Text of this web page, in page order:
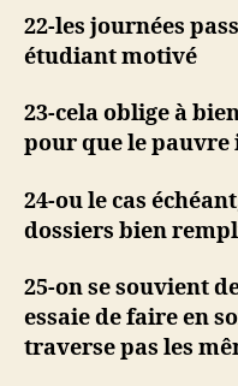
22-les journées
étudiant motivé
23-cela oblige à
pour que le pauvre
24-ou le cas
dossiers bien
25-on se souvient
essaie de faire en
traverse pas les